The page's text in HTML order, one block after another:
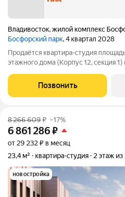
Владивосток,жилой комплекс
Босфорский парк, 4 квартал 2028
Продаётся квартира-студия
этажного дома (Корпус 12, секция
функциональная планировка,
«Босфорский парк»
Позвонить
8 266 609₽ –17%
6 861 286₽
от 29 232 ₽ в месяц
23,4 м²
квартира-студия 2 этаж из
новостройка